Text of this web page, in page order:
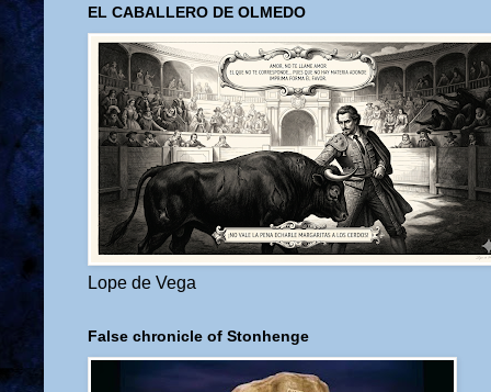
EL CABALLERO DE OLMEDO
Lope de Vega
False chronicle of Stonhenge